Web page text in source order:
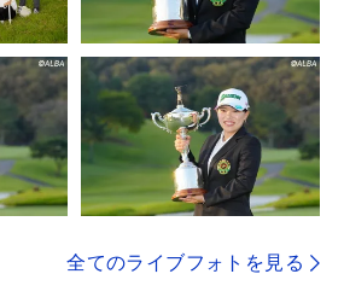
全てのライブフォトを見る